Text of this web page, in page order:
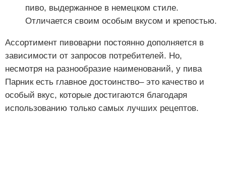
пиво, выдержанное в немецком стиле.
Отличается своим особым вкусом и крепостью.
Ассортимент пивоварни постоянно дополняется в
зависимости от запросов потребителей. Но,
несмотря на разнообразие наименований, у пива
Парник есть главное достоинство– это качество и
особый вкус, которые достигаются благодаря
использованию только самых лучших рецептов.